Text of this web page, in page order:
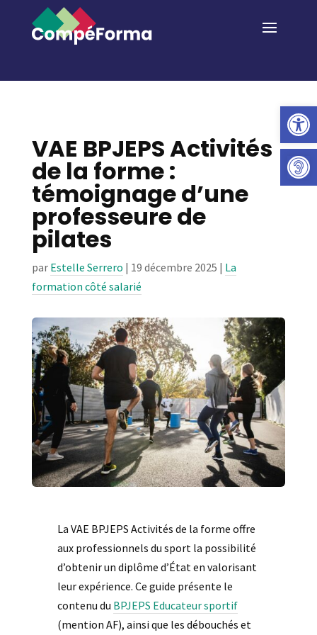
Ouvrir
VAE BPJEPS Activités
de la forme :
témoignage d’une
professeure de
pilates
par Estelle Serrero | 19 décembre 2025 | La
formation côté salarié
La VAE BPJEPS Activités de la forme offre
aux professionnels du sport la possibilité
d’obtenir un diplôme d’État en valorisant
leur expérience. Ce guide présente le
contenu du BPJEPS Educateur sportif
(mention AF), ainsi que les débouchés et